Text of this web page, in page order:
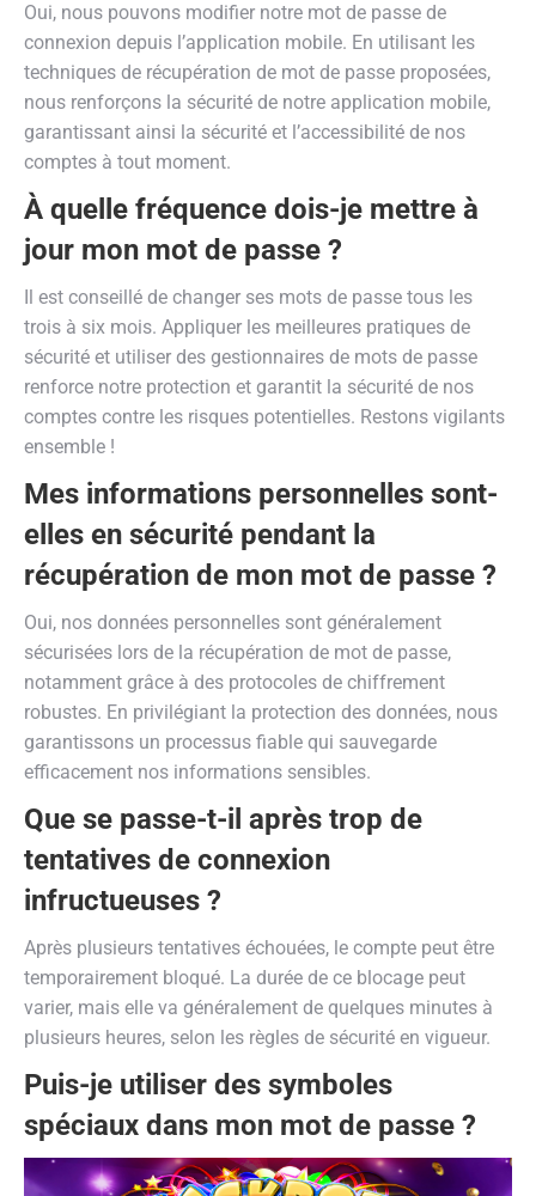
Oui, nous pouvons modifier notre mot de passe de
connexion depuis l’application mobile. En utilisant les
techniques de récupération de mot de passe proposées,
nous renforçons la sécurité de notre application mobile,
garantissant ainsi la sécurité et l’accessibilité de nos
comptes à tout moment.
À quelle fréquence dois-je mettre à
jour mon mot de passe ?
Il est conseillé de changer ses mots de passe tous les
trois à six mois. Appliquer les meilleures pratiques de
sécurité et utiliser des gestionnaires de mots de passe
renforce notre protection et garantit la sécurité de nos
comptes contre les risques potentielles. Restons vigilants
ensemble !
Mes informations personnelles sont-
elles en sécurité pendant la
récupération de mon mot de passe ?
Oui, nos données personnelles sont généralement
sécurisées lors de la récupération de mot de passe,
notamment grâce à des protocoles de chiffrement
robustes. En privilégiant la protection des données, nous
garantissons un processus fiable qui sauvegarde
efficacement nos informations sensibles.
Que se passe-t-il après trop de
tentatives de connexion
infructueuses ?
Après plusieurs tentatives échouées, le compte peut être
temporairement bloqué. La durée de ce blocage peut
varier, mais elle va généralement de quelques minutes à
plusieurs heures, selon les règles de sécurité en vigueur.
Puis-je utiliser des symboles
spéciaux dans mon mot de passe ?